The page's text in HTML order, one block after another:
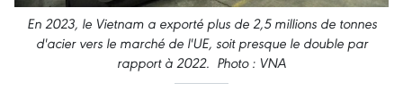
En 2023, le Vietnam a exporté plus de 2,5 millions de tonnes
d'acier vers le marché de l'UE, soit presque le double par
rapport à 2022. Photo : VNA